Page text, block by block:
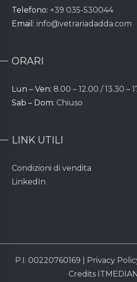
Telefono: +39 035-530044
Email: info@vetrariadadda.com
ORARI
Lun – Ven: 8.00 – 12.00 / 13.30 –
Sab – Dom: Chiuso
LINK UTILI
Condizioni di vendita
LinkedIn
P.I. 00220760169 | Privacy
Credits